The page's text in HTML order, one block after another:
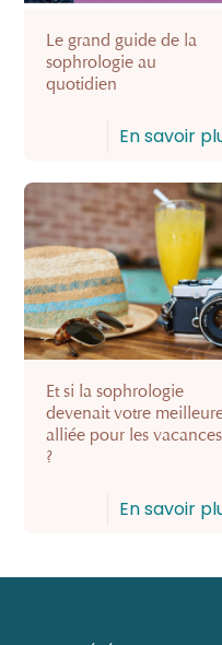
Le grand guide de la
sophrologie au
quotidien
En savoir
Et si la sophrologie
devenait votre
alliée pour les vacances
?
En savoir